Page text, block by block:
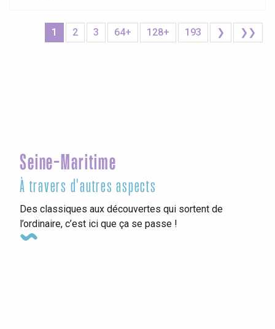
1 2 3 64+ 128+ 193 ❯ ❯❯
Seine-Maritime
À travers d'autres aspects
Des classiques aux découvertes qui sortent de
l’ordinaire, c’est ici que ça se passe !